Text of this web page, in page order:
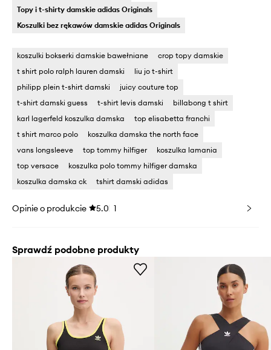
Topy i t-shirty damskie adidas Originals
Koszulki bez rękawów damskie adidas Originals
koszulki bokserki damskie bawełniane
crop topy damskie
t shirt polo ralph lauren damski
liu jo t-shirt
philipp plein t-shirt damski
juicy couture top
t-shirt damski guess
t-shirt levis damski
billabong t shirt
karl lagerfeld koszulka damska
top elisabetta franchi
t shirt marco polo
koszulka damska the north face
vans longsleeve
top tommy hilfiger
koszulka lamania
top versace
koszulka polo tommy hilfiger damska
koszulka damska ck
tshirt damski adidas
Opinie o produkcie 5.0 1
Sprawdź podobne produkty